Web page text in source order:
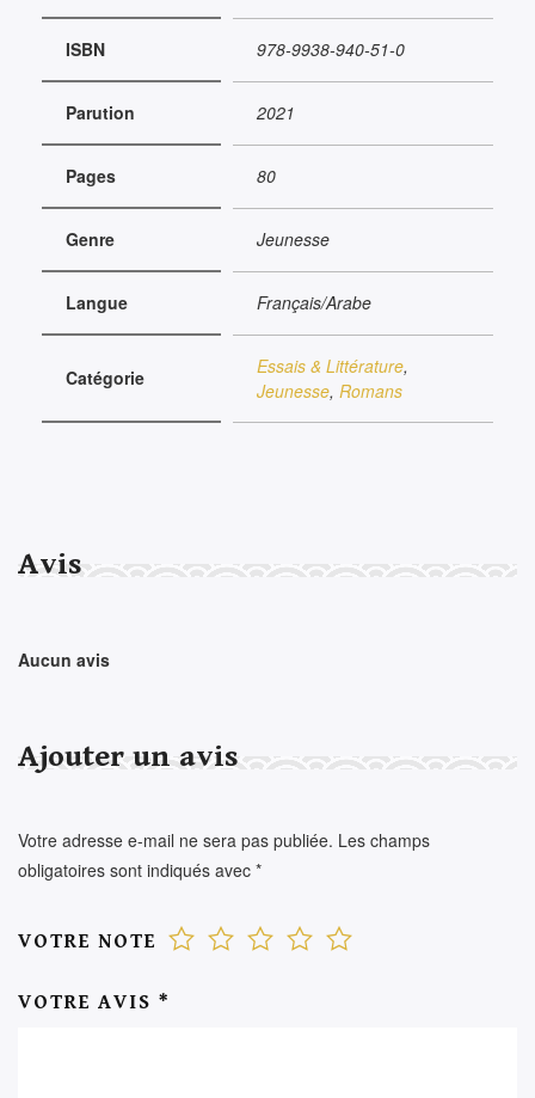
ISBN 978-9938-940-51-0
Parution 2021
Pages 80
Genre Jeunesse
Langue Français/Arabe
Catégorie Essais & Littérature,
Jeunesse, Romans
Avis
Aucun avis
Ajouter un avis
Votre adresse e-mail ne sera pas publiée. Les champs
obligatoires sont indiqués avec *
VOTRE NOTE
VOTRE AVIS *